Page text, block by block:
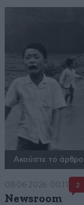
Ακούστε το άρθρο
08·06·2026 00:11 2
Newsroom